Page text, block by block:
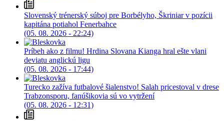
Slovenský trénerský súboj pre Borbélyho, Škriniar v pozícii
kapitána potiahol Fenerbahce
(05. 08. 2026 - 22:24)
Príbeh ako z filmu! Hrdina Slovana Kianga hral ešte vlani
deviatu anglickú ligu
(05. 08. 2026 - 17:44)
Turecko zažíva futbalové šialenstvo! Salah pricestoval v drese
Trabzonsporu, fanúšikovia sú vo vytržení
(05. 08. 2026 - 12:31)